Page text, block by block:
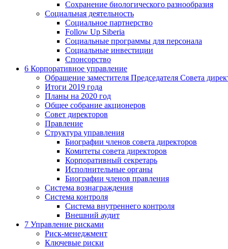
Сохранение биологического разнообразия
Социальная деятельность
Социальное партнерство
Follow Up Siberia
Социальные программы для персонала
Социальные инвестиции
Спонсорство
6 Корпоративное управление
Обращение заместителя Председателя Совета
Итоги 2019 года
Планы на 2020 год
Общее собрание акционеров
Совет директоров
Правление
Структура управления
Биографии членов совета директоров
Комитеты совета директоров
Корпоративный секретарь
Исполнительные органы
Биографии членов правления
Система вознаграждения
Система контроля
Система внутреннего контроля
Внешний аудит
7 Управление рисками
Риск-менеджмент
Ключевые риски